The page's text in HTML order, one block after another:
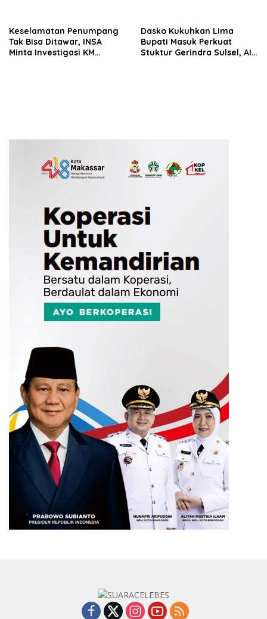
Keselamatan Penumpang
Tak Bisa Ditawar, INSA
Minta Investigasi KM
Dasko Kukuhkan Lima
Bupati Masuk Perkuat
Stuktur Gerindra Sulsel, AIA